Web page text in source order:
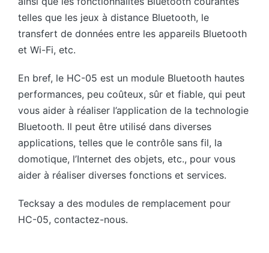
telles que les jeux à distance Bluetooth, le
transfert de données entre les appareils Bluetooth
et Wi-Fi, etc.
En bref, le HC-05 est un module Bluetooth hautes
performances, peu coûteux, sûr et fiable, qui peut
vous aider à réaliser l’application de la technologie
Bluetooth. Il peut être utilisé dans diverses
applications, telles que le contrôle sans fil, la
domotique, l’Internet des objets, etc., pour vous
aider à réaliser diverses fonctions et services.
Tecksay a des modules de remplacement pour
HC-05, contactez-nous.